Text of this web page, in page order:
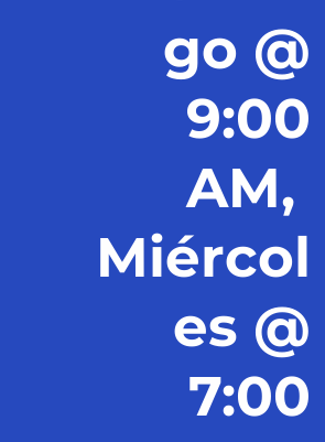
go @
9:00
AM,
Miércol
es @
7:00